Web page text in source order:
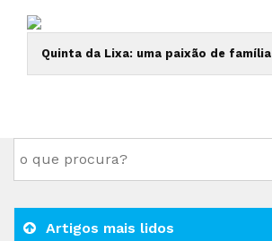
Quinta da Lixa: uma paixão de família
Artigos mais lidos